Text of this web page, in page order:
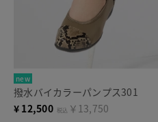
new
撥水バイカラーパンプス301
¥ 12,500 税込 ￥13,750